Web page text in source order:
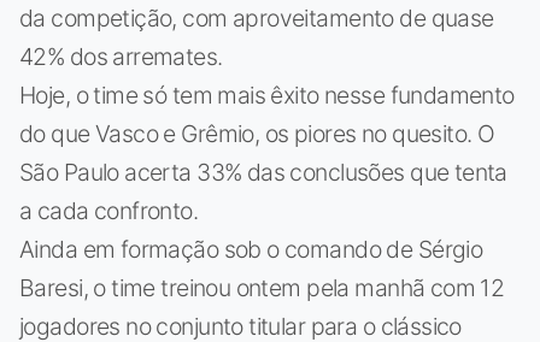
da competição, com aproveitamento de quase
42% dos arremates.
Hoje, o time só tem mais êxito nesse fundamento
do que Vasco e Grêmio, os piores no quesito. O
São Paulo acerta 33% das conclusões que tenta
a cada confronto.
Ainda em formação sob o comando de Sérgio
Baresi, o time treinou ontem pela manhã com 12
jogadores no conjunto titular para o clássico